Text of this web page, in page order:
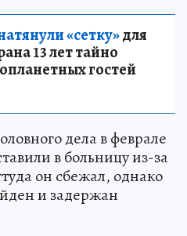
«сетку»для
13 лет тайно
гостей
дела в феврале
в больницу из-за
он сбежал, однако
и задержан